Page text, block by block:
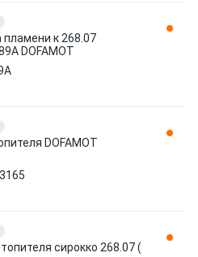
пламени к 268.07
DOFAMOT
DOFAMOT
сирокко 268.07 (